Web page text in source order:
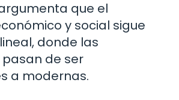
que el
y social sigue
donde las
de ser
a modernas.